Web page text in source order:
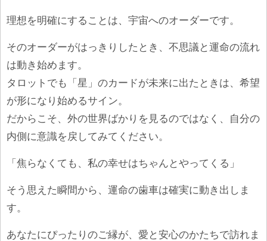
理想を明確にすることは、宇宙へのオーダーです。
そのオーダーがはっきりしたとき、不思議と運命の流れ
は動き始めます。
タロットでも「星」のカードが未来に出たときは、希望
が形になり始めるサイン。
だからこそ、外の世界ばかりを見るのではなく、自分の
内側に意識を戻してみてください。
「焦らなくても、私の幸せはちゃんとやってくる」
そう思えた瞬間から、運命の歯車は確実に動き出しま
す。
あなたにぴったりのご縁が、愛と安心のかたちで訪れま